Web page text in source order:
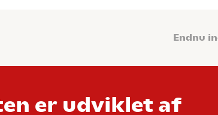
Endnu
er udviklet af